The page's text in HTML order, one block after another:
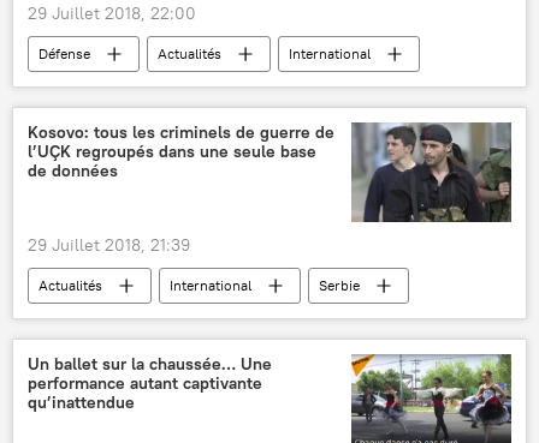
29 Juillet 2018, 22:00
Défense Actualités
International
Serbie
Russie
Aleksandar Vucic
Mi-35
livraisons
Kosovo: tous les criminels de guerre de
l’UÇK regroupés dans une seule base
de données
29 Juillet 2018, 21:39
Actualités International
Serbie
Kosovo
Milovan Drecun
Miroslav Jenca
Armée de libération du Kosovo (UCK)
Un ballet sur la chaussée… Une
performance autant captivante
qu’inattendue